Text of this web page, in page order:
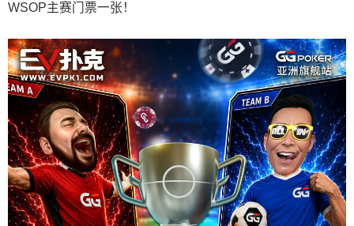
WSOP主赛门票一张！